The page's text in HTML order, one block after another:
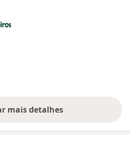
mais detalhes
sobre a experiência